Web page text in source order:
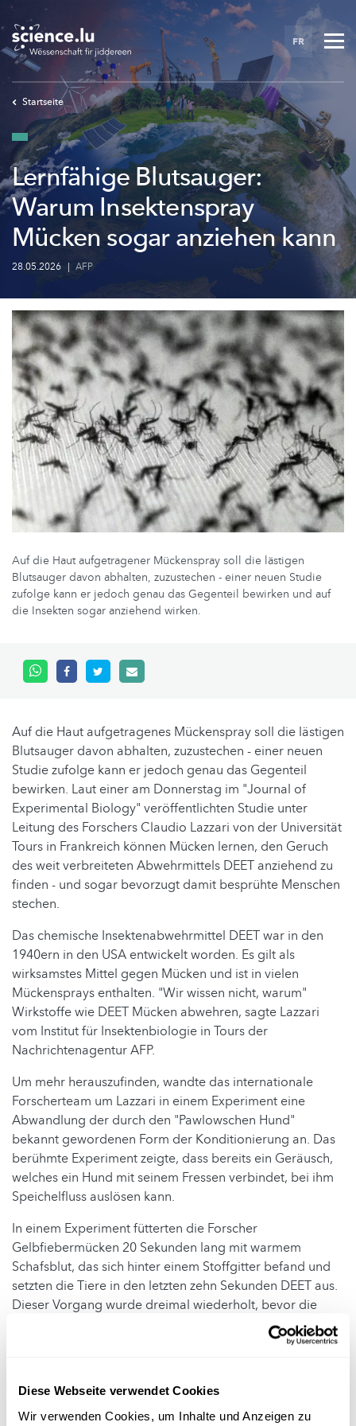
Diese Webseite verwendet Cookies
Wir verwenden Cookies, um Inhalte und Anzeigen zu
Skip
to
main
content
FR
Startseite
Lernfähige Blutsauger:
Warum Insektenspray
Mücken sogar anziehen kann
28.05.2026 | AFP
Auf die Haut aufgetragener Mückenspray soll die lästigen
Blutsauger davon abhalten, zuzustechen - einer neuen Studie
zufolge kann er jedoch genau das Gegenteil bewirken und auf
die Insekten sogar anziehend wirken.
Auf die Haut aufgetragenes Mückenspray soll die lästigen
Blutsauger davon abhalten, zuzustechen - einer neuen
Studie zufolge kann er jedoch genau das Gegenteil
bewirken. Laut einer am Donnerstag im "Journal of
Experimental Biology" veröffentlichten Studie unter
Leitung des Forschers Claudio Lazzari von der Universität
Tours in Frankreich können Mücken lernen, den Geruch
des weit verbreiteten Abwehrmittels DEET anziehend zu
finden - und sogar bevorzugt damit besprühte Menschen
stechen.
Das chemische Insektenabwehrmittel DEET war in den
1940ern in den USA entwickelt worden. Es gilt als
wirksamstes Mittel gegen Mücken und ist in vielen
Mückensprays enthalten. "Wir wissen nicht, warum"
Wirkstoffe wie DEET Mücken abwehren, sagte Lazzari
vom Institut für Insektenbiologie in Tours der
Nachrichtenagentur AFP.
Um mehr herauszufinden, wandte das internationale
Forscherteam um Lazzari in einem Experiment eine
Abwandlung der durch den "Pawlowschen Hund"
bekannt gewordenen Form der Konditionierung an. Das
berühmte Experiment zeigte, dass bereits ein Geräusch,
welches ein Hund mit seinem Fressen verbindet, bei ihm
Speichelfluss auslösen kann.
In einem Experiment fütterten die Forscher
Gelbfiebermücken 20 Sekunden lang mit warmem
Schafsblut, das sich hinter einem Stoffgitter befand und
setzten die Tiere in den letzten zehn Sekunden DEET aus.
Dieser Vorgang wurde dreimal wiederholt, bevor die
Mücken ausschließlich dem Geruch des Abwehrmittels
ausgesetzt wurden - ohne dass sich Blut unter dem
Im Anschluss besprühte einer der Forscher eine Hand mit